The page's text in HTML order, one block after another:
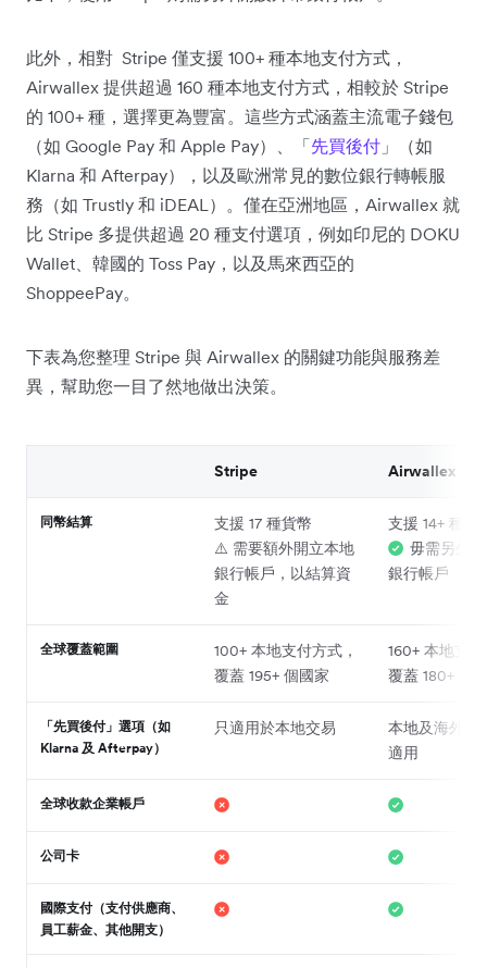
此外，相對 Stripe 僅支援 100+ 種本地支付方式，
Airwallex 提供超過 160 種本地支付方式，相較於 Stripe
的 100+ 種，選擇更為豐富。這些方式涵蓋主流電子錢包
（如 Google Pay 和 Apple Pay）、「先買後付 」（如
Klarna 和 Afterpay），以及歐洲常見的數位銀行轉帳服
務（如 Trustly 和 iDEAL）。僅在亞洲地區，Airwallex 就
比 Stripe 多提供超過 20 種支付選項，例如印尼的 DOKU
Wallet、韓國的 Toss Pay，以及馬來西亞的
ShoppeePay。
下表為您整理 Stripe 與 Airwallex 的關鍵功能與服務差
異，幫助您一目了然地做出決策。
Stripe Airwallex
同幣結算
支援 17 種貨幣
⚠️ 需要額外開立本地
銀行帳戶，以結算資
金
支援 14+ 種貨
毋需另外
銀行帳戶
全球覆蓋範圍
100+ 本地支付方式，
覆蓋 195+ 個國家
160+ 本地支
覆蓋 180+ 個
「先買後付」選項（如
Klarna 及 Afterpay）
只適用於本地交易
本地及海外交
適用
全球收款企業帳戶
公司卡
國際支付（支付供應商、
員工薪金、其他開支）